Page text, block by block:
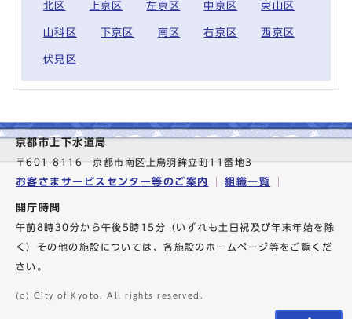
北区 上京区 左京区 中京区 東山区
山科区 下京区 南区 右京区 西京区
伏見区
京都市上下水道局
〒601-8116 京都市南区上鳥羽鉾立町11番地3
お客さまサービスセンター等のご案内 組織一覧
開庁時間
午前8時30分から午後5時15分（いずれも土日祝及び年末年始を除
く）その他の施設については、各施設のホームページ等をご覧くだ
さい。
(c) City of Kyoto. All rights reserved.